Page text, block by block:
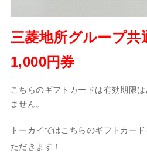
三菱地所グループ共
1,000円券
こちらのギフトカードは有効期限
ません。
トーカイではこちらのギフトカー
ただきます！